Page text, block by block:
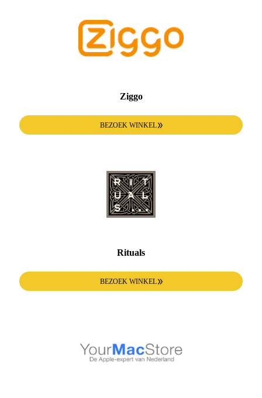
Ziggo
BEZOEK WINKEL
Rituals
BEZOEK WINKEL